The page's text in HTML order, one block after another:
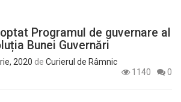
Programul de guvernare al
Bunei Guvernări
2020 de Curierul de Râmnic
1140
0